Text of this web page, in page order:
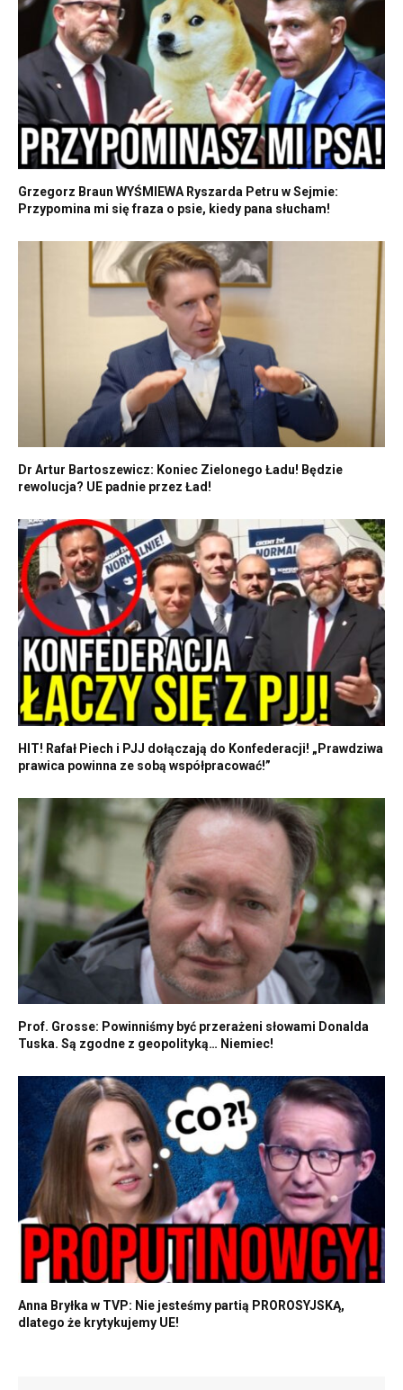
Grzegorz Braun WYŚMIEWA Ryszarda Petru w Sejmie:
Przypomina mi się fraza o psie, kiedy pana słucham!
Dr Artur Bartoszewicz: Koniec Zielonego Ładu! Będzie
rewolucja? UE padnie przez Ład!
HIT! Rafał Piech i PJJ dołączają do Konfederacji! „Prawdziwa
prawica powinna ze sobą współpracować!”
Prof. Grosse: Powinniśmy być przerażeni słowami Donalda
Tuska. Są zgodne z geopolityką… Niemiec!
Anna Bryłka w TVP: Nie jesteśmy partią PROROSYJSKĄ,
dlatego że krytykujemy UE!